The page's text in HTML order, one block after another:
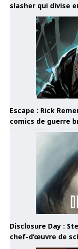
slasher qui divise
Escape : Rick
comics de guerre
Disclosure Day :
chef-d’œuvre de